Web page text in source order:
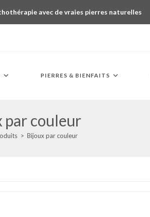
avec de vraies pierres naturelles
PIERRES & BIENFAITS
par couleur
> Bijoux par couleur